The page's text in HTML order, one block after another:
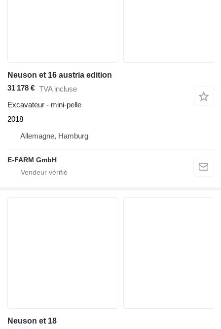
Neuson et 16 austria edition
31 178 € TVA incluse
Excavateur - mini-pelle
2018
Allemagne, Hamburg
E-FARM GmbH
Neuson et 18